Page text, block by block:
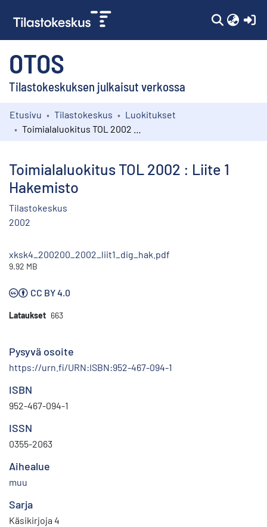
OTOS
Tilastokeskuksen julkaisut verkossa
Kokoelmat
Etusivu Tilastokeskus
Luokitukset
Toimialaluokitus TOL 2002 : Liite 1
Hakemisto
Tilastokeskus
2002
xksk4_200200_2002_liit1_dig_hak.pdf
9.92 MB
CC BY 4.0
Lataukset 663
Pysyvä osoite
https://urn.fi/URN:ISBN:952-467-094-1
ISBN
952-467-094-1
ISSN
0355-2063
Aihealue
muu
Sarja
Käsikirjoja 4